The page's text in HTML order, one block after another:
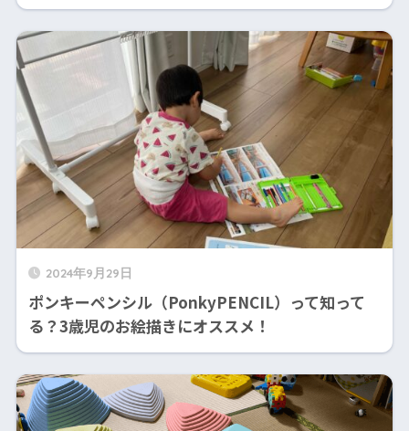
2024年9月29日
ポンキーペンシル（PonkyPENCIL）って知って
る？3歳児のお絵描きにオススメ！